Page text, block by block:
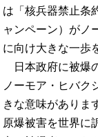
は「核兵器禁止条
ャンペーン）がノ
に向け大きな一歩
日本政府に被爆
ノーモア・ヒバク
きな意味がありま
原爆被害を世界に